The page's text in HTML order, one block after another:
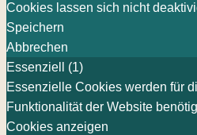
Cookies lassen sich nicht
Speichern
Abbrechen
Essenziell (1)
Essenzielle Cookies werden für
Funktionalität der Website
Cookies anzeigen